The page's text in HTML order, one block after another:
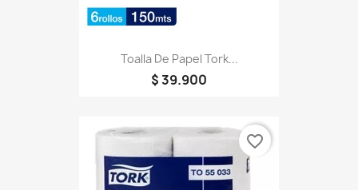
Toalla De Papel Tork...
$ 39.900
favorite_border